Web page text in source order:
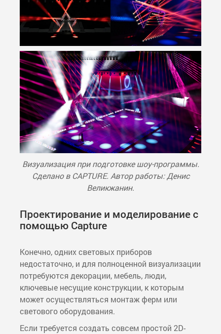
Визуализация при подготовке шоу-программы.
Сделано в CAPTURE. Автор работы: Денис
Великжанин.
Проектирование и моделирование с
помощью Capture
Конечно, одних световых приборов
недостаточно, и для полноценной визуализации
потребуются декорации, мебель, люди,
ключевые несущие конструкции, к которым
может осуществляться монтаж ферм или
светового оборудования.
Если требуется создать совсем простой 2D-